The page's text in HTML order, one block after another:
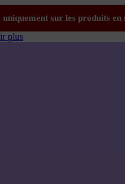
plus